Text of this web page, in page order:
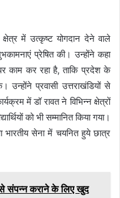
क्षेत्र में उत्कृष्ट योगदान देने वाले
प्रेषित की। उन्होंने कहा
काम कर रहा है, ताकि प्रदेश के
उन्होंने प्रवासी उत्तराखंडियों से
में डॉ रावत ने विभिन्न क्षेत्रों
को भी सम्मानित किया गया।
सेना में चयनित हुये छात्र
कराने के लिए खुद